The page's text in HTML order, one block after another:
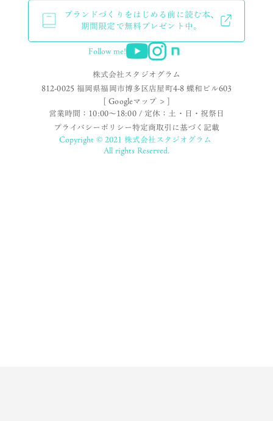
ブランドづくりをはじめる前に読む本、
期間限定で無料プレゼント中。
Follow me!
株式会社スタジオグラム
812-0025 福岡県福岡市博多区店屋町4-8 蝶和ビル603
[ Googleマップ > ]
営業時間：10:00〜18:00 / 定休：土・日・祝祭日
プライバシーポリシー特定商取引に基づく記載
Copyright © 2021 株式会社スタジオグラム
All rights Reserved.